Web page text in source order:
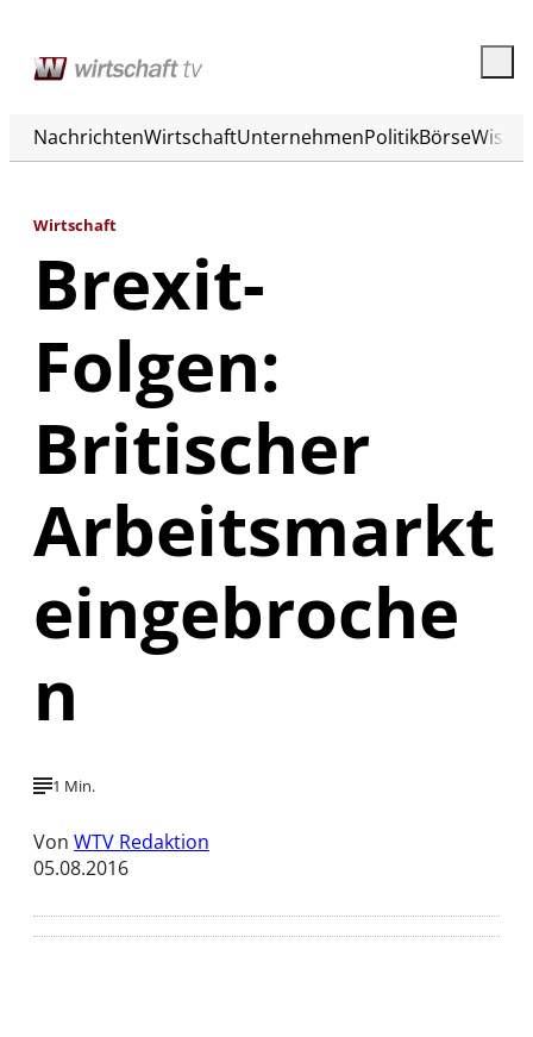
NachrichtenWirtschaftUnternehmenPolitikBörse
Wirtschaft
Brexit-
Folgen:
Britischer
Arbeitsmarkt
eingebroche
n
1 Min.
Von WTV Redaktion
05.08.2016